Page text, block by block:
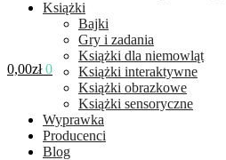
0,00zł 0
Książki
Bajki
Gry i zadania
Książki dla niemowląt
Książki interaktywne
Książki obrazkowe
Książki sensoryczne
Wyprawka
Producenci
Blog